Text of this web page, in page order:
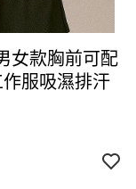
女款胸前可配
服吸濕排汗